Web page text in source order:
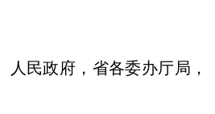
人民政府，省各委办厅局，